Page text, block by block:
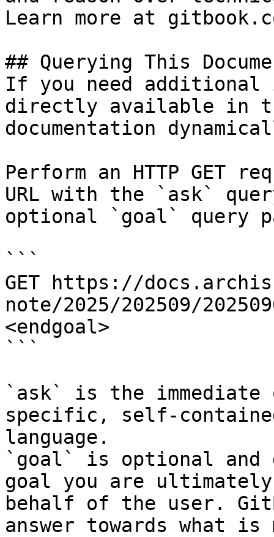
Learn more at
## Querying This
If you need
directly available in
documentation
Perform an HTTP GET
URL with the `ask`
optional `goal` query
```
GET https://
note/2025/202509/
<endgoal>
```
`ask` is the
specific, self-
language.
`goal` is optional and
goal you are
behalf of the user.
answer towards what